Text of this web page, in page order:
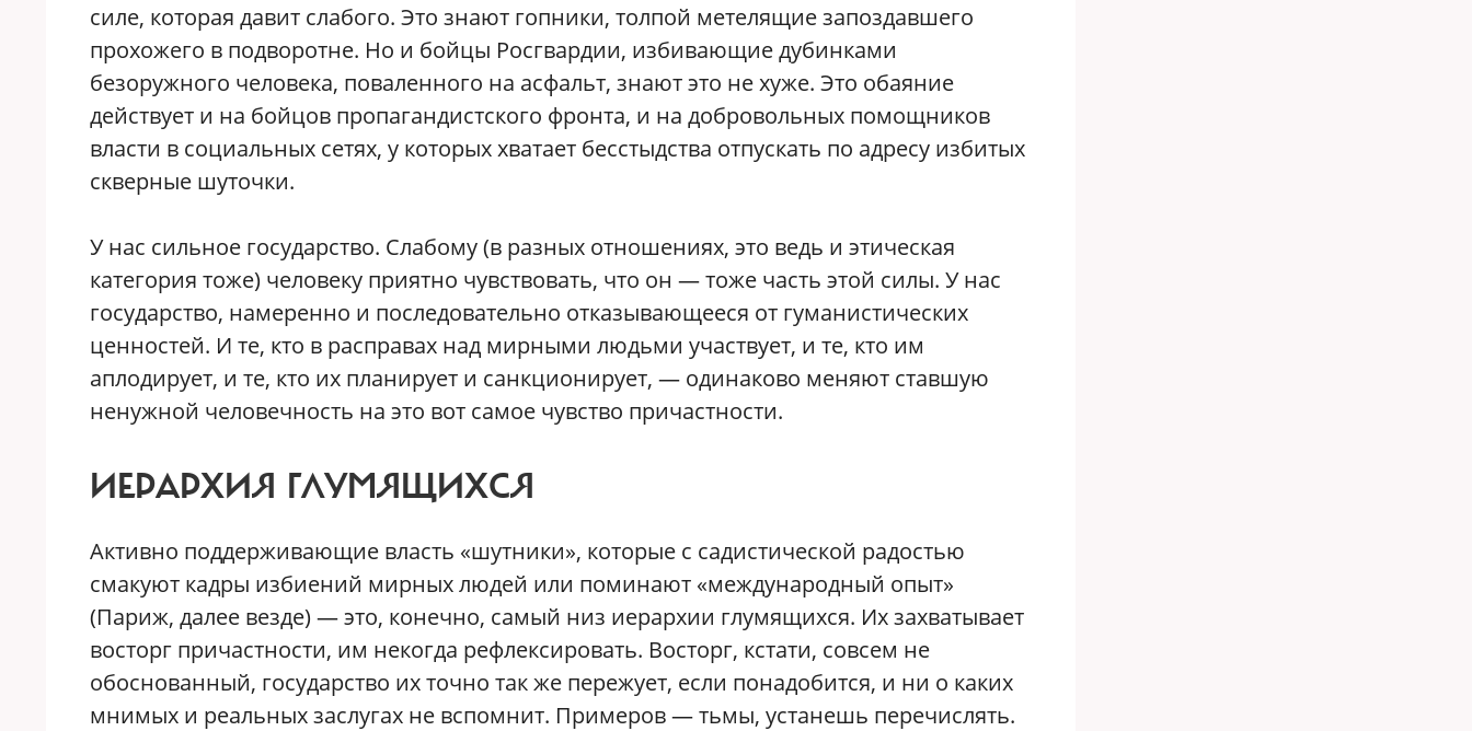
силе, которая давит слабого. Это знают гопники, толпой метелящие запоздавшего
прохожего в подворотне. Но и бойцы Росгвардии, избивающие дубинками
безоружного человека, поваленного на асфальт, знают это не хуже. Это обаяние
действует и на бойцов пропагандистского фронта, и на добровольных помощников
власти в социальных сетях, у которых хватает бесстыдства отпускать по адресу избитых
скверные шуточки.
У нас сильное государство. Слабому (в разных отношениях, это ведь и этическая
категория тоже) человеку приятно чувствовать, что он — тоже часть этой силы. У нас
государство, намеренно и последовательно отказывающееся от гуманистических
ценностей. И те, кто в расправах над мирными людьми участвует, и те, кто им
аплодирует, и те, кто их планирует и санкционирует, — одинаково меняют ставшую
ненужной человечность на это вот самое чувство причастности.
ИЕРАРХИЯ ГЛУМЯЩИХСЯ
Активно поддерживающие власть «шутники», которые с садистической радостью
смакуют кадры избиений мирных людей или поминают «международный опыт»
(Париж, далее везде) — это, конечно, самый низ иерархии глумящихся. Их захватывает
восторг причастности, им некогда рефлексировать. Восторг, кстати, совсем не
обоснованный, государство их точно так же пережует, если понадобится, и ни о каких
мнимых и реальных заслугах не вспомнит. Примеров — тьмы, устанешь перечислять.